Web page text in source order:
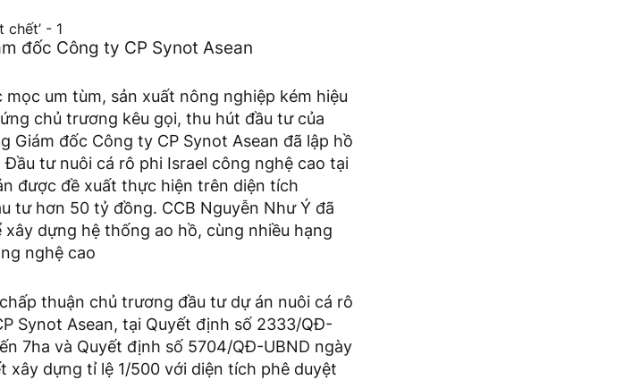
đốc Công ty CP Synot Asean
um tùm, sản xuất nông nghiệp kém hiệu
chủ trương kêu gọi, thu hút đầu tư của
Giám đốc Công ty CP Synot Asean đã lập hồ
tư nuôi cá rô phi Israel công nghệ cao tại
được đề xuất thực hiện trên diện tích
tư hơn 50 tỷ đồng. CCB Nguyễn Như Ý đã
dựng hệ thống ao hồ, cùng nhiều hạng
nghệ cao
thuận chủ trương đầu tư dự án nuôi cá rô
Synot Asean, tại Quyết định số 2333/QĐ-
7ha và Quyết định số 5704/QĐ-UBND ngày
xây dựng tỉ lệ 1/500 với diện tích phê duyệt